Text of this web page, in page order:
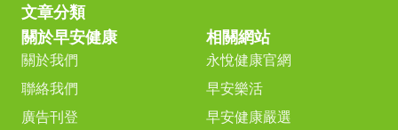
文章分類
關於早安健康
關於我們
聯絡我們
廣告刊登
相關網站
永悅健康官網
早安樂活
早安健康嚴選